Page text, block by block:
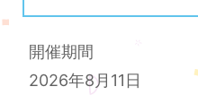
開催期間
2026年8月11日